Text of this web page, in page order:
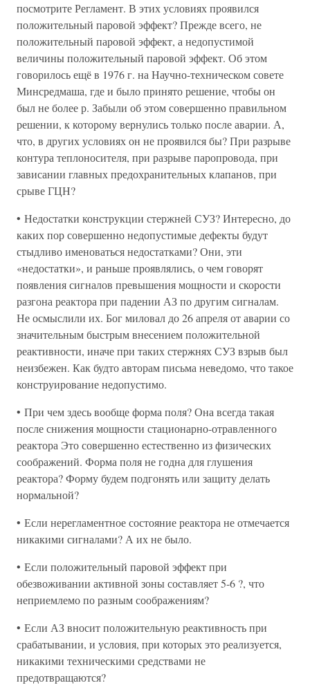
посмотрите Регламент. В этих условиях проявился
положительный паровой эффект? Прежде всего, не
положительный паровой эффект, а недопустимой
величины положительный паровой эффект. Об этом
говорилось ещё в 1976 г. на Научно-техническом совете
Минсредмаша, где и было принято решение, чтобы он
был не более р. Забыли об этом совершенно правильном
решении, к которому вернулись только после аварии. А,
что, в других условиях он не проявился бы? При разрыве
контура теплоносителя, при разрыве паропровода, при
зависании главных предохранительных клапанов, при
срыве ГЦН?
• Недостатки конструкции стержней СУЗ? Интересно, до
каких пор совершенно недопустимые дефекты будут
стыдливо именоваться недостатками? Они, эти
«недостатки», и раньше проявлялись, о чем говорят
появления сигналов превышения мощности и скорости
разгона реактора при падении АЗ по другим сигналам.
Не осмыслили их. Бог миловал до 26 апреля от аварии со
значительным быстрым внесением положительной
реактивности, иначе при таких стержнях СУЗ взрыв был
неизбежен. Как будто авторам письма неведомо, что такое
конструирование недопустимо.
• При чем здесь вообще форма поля? Она всегда такая
после снижения мощности стационарно-отравленного
реактора Это совершенно естественно из физических
соображений. Форма поля не годна для глушения
реактора? Форму будем подгонять или защиту делать
нормальной?
• Если нерегламентное состояние реактора не отмечается
никакими сигналами? А их не было.
• Если положительный паровой эффект при
обезвоживании активной зоны составляет 5-6 ?, что
неприемлемо по разным соображениям?
• Если АЗ вносит положительную реактивность при
срабатывании, и условия, при которых это реализуется,
никакими техническими средствами не
предотвращаются?